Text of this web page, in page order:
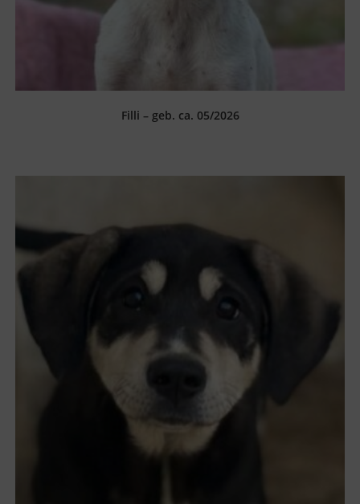
Filli – geb. ca. 05/2026